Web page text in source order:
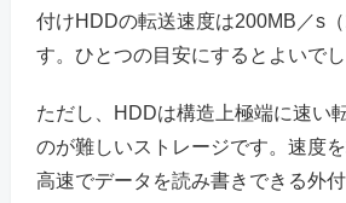
付けHDDの転送速度は200MB／s
す。ひとつの目安にするとよいでし
ただし、HDDは構造上極端に速い
のが難しいストレージです。速度
高速でデータを読み書きできる外